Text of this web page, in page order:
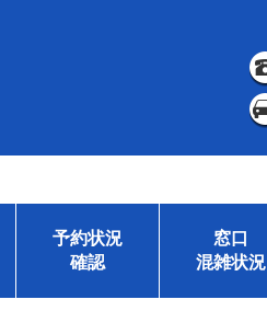
予約状況
確認
窓口
混雑状況